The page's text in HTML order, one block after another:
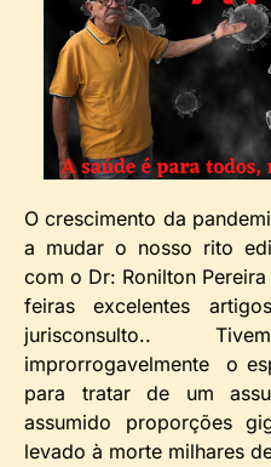
O crescimento da
a mudar o nosso rito
com o Dr: Ronilton
feiras excelentes
jurisconsulto..
improrrogavelmente o
para tratar de um
assumido proporções
levado à morte milhares